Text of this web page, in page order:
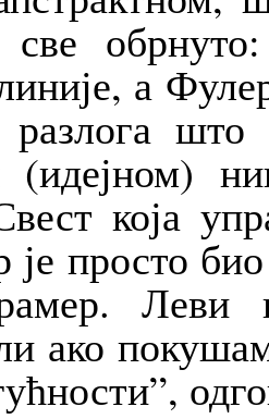
све
а
разлога
(идејном)
која
просто
Леви
ако